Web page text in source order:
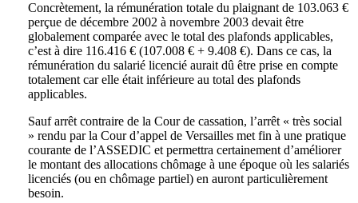
Concrètement, la rémunération totale du plaignant de 103.063 €
perçue de décembre 2002 à novembre 2003 devait être
globalement comparée avec le total des plafonds applicables,
c’est à dire 116.416 € (107.008 € + 9.408 €). Dans ce cas, la
rémunération du salarié licencié aurait dû être prise en compte
totalement car elle était inférieure au total des plafonds
applicables.
Sauf arrêt contraire de la Cour de cassation, l’arrêt « très social
» rendu par la Cour d’appel de Versailles met fin à une pratique
courante de l’ASSEDIC et permettra certainement d’améliorer
le montant des allocations chômage à une époque où les salariés
licenciés (ou en chômage partiel) en auront particulièrement
besoin.